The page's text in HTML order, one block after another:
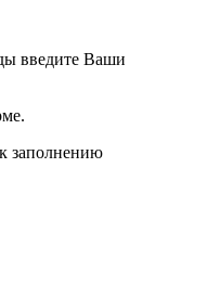
введите Ваши
заполнению